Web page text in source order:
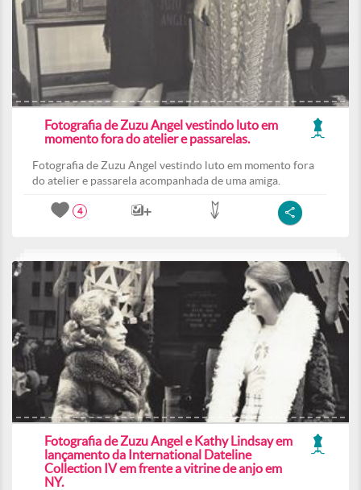
Fotografia de Zuzu Angel vestindo luto em
momento fora do atelier e passarelas.
Fotografia de Zuzu Angel vestindo luto em momento fora
do atelier e passarela acompanhada de uma amiga.
4
Fotografia de Zuzu Angel e Kathy Lindsay em
lançamento da International Dateline
Collection IV em frente a vitrine de anjo em
NY.